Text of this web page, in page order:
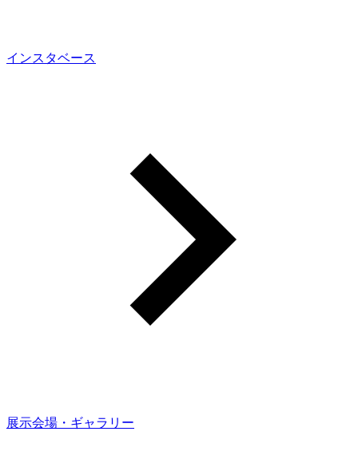
インスタベース
展示会場・ギャラリー